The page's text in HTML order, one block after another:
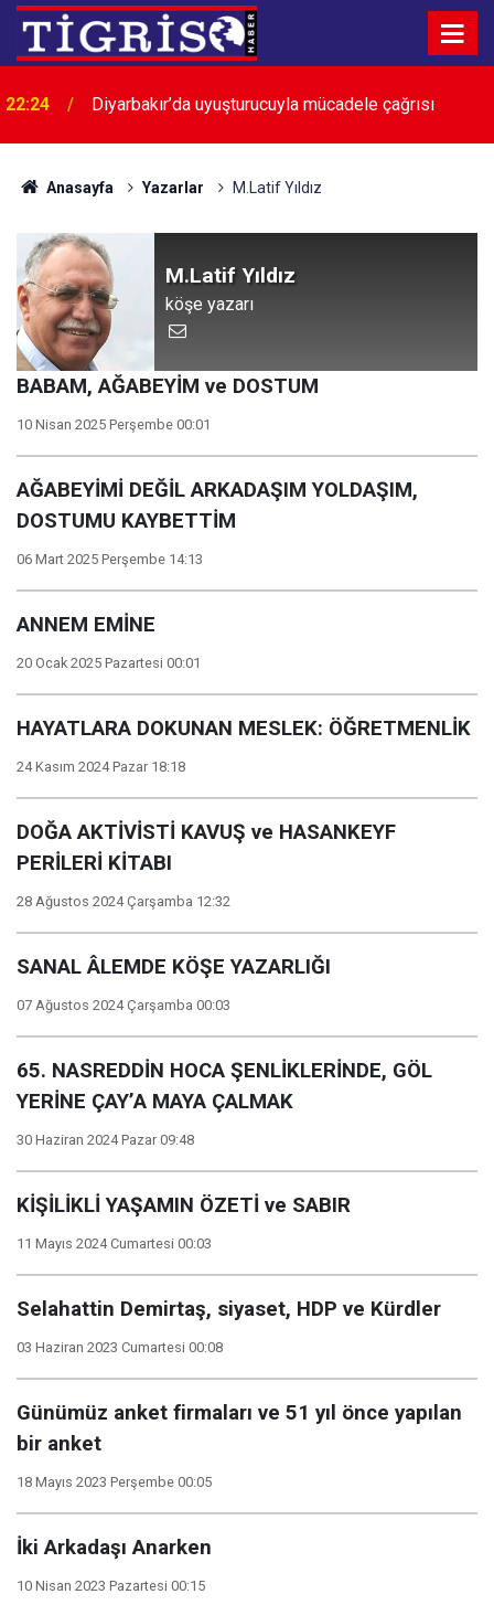
22:24 Diyarbakır’da uyuşturucuyla mücadele çağrısı
Anasayfa Yazarlar M.Latif Yıldız
M.Latif Yıldız
köşe yazarı
BABAM, AĞABEYİM ve DOSTUM
10 Nisan 2025 Perşembe 00:01
AĞABEYİMİ DEĞİL ARKADAŞIM YOLDAŞIM,
DOSTUMU KAYBETTİM
06 Mart 2025 Perşembe 14:13
ANNEM EMİNE
20 Ocak 2025 Pazartesi 00:01
HAYATLARA DOKUNAN MESLEK: ÖĞRETMENLİK
24 Kasım 2024 Pazar 18:18
DOĞA AKTİVİSTİ KAVUŞ ve HASANKEYF
PERİLERİ KİTABI
28 Ağustos 2024 Çarşamba 12:32
SANAL ÂLEMDE KÖŞE YAZARLIĞI
07 Ağustos 2024 Çarşamba 00:03
65. NASREDDİN HOCA ŞENLİKLERİNDE, GÖL
YERİNE ÇAY’A MAYA ÇALMAK
30 Haziran 2024 Pazar 09:48
KİŞİLİKLİ YAŞAMIN ÖZETİ ve SABIR
11 Mayıs 2024 Cumartesi 00:03
Selahattin Demirtaş, siyaset, HDP ve Kürdler
03 Haziran 2023 Cumartesi 00:08
Günümüz anket firmaları ve 51 yıl önce yapılan
bir anket
18 Mayıs 2023 Perşembe 00:05
İki Arkadaşı Anarken
10 Nisan 2023 Pazartesi 00:15